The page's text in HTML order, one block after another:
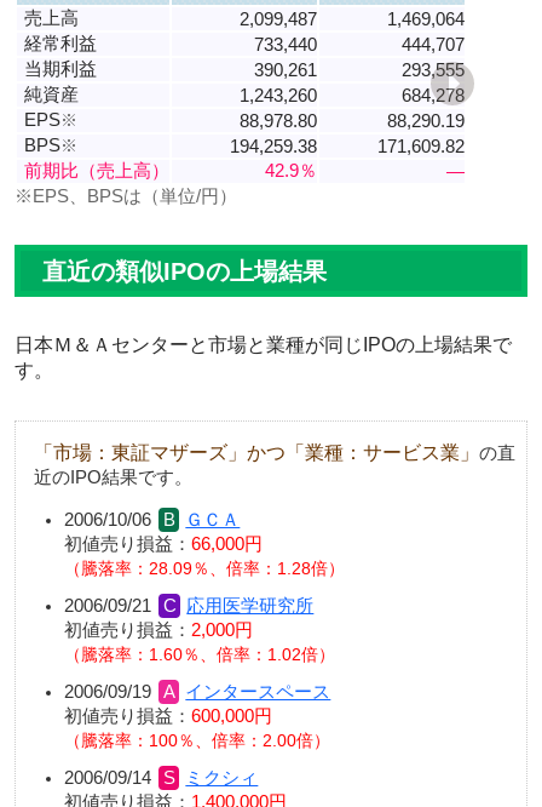
売上高 2,099,487
1,469,064
経常利益
733,440
444,707
当期利益
390,261
293,555
純資産
1,243,260
684,278
EPS※ 88,978.80
88,290.19
BPS※ 194,259.38
171,609.82
前期比（売上高）
42.9％
―
※EPS、BPSは（単位/円）
直近の類似IPOの上場結果
日本Ｍ＆Ａセンターと市場と業種が同じIPOの上場結果で
す。
「市場：東証マザーズ」かつ「業種：サービス業」 の直
近のIPO結果です。
2006/10/06
ＧＣＡ
初値売り損益： 66,000円
騰落率：28.09％、倍率：1.28倍
2006/09/21
応用医学研究所
初値売り損益： 2,000円
騰落率：1.60％、倍率：1.02倍
2006/09/19
インタースペース
初値売り損益： 600,000円
騰落率：100％、倍率：2.00倍
2006/09/14
ミクシィ
初値売り損益： 1,400,000円